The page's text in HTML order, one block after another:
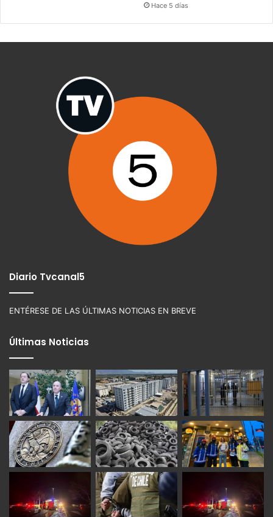
Hace 5 días
Diario Tvcanal5
ENTÉRESE DE LAS ÚLTIMAS NOTICIAS EN BREVE
Últimas Noticias